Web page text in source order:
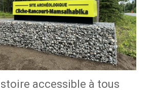
accessible à tous